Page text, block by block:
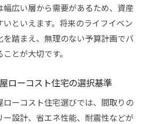
広い層から需要があるため、資産
といえます。将来のライフイベン
を踏まえ、無理のない予算計画でバ
とが大切です。
ローコスト住宅の選択基準
ーコスト住宅選びでは、間取りの
設計、省エネ性能、耐震性などが